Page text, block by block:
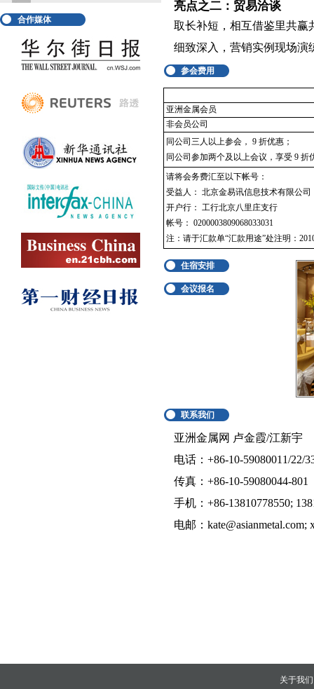
合作媒体
亮点之二：贸易洽谈
取长补短，相互借鉴里共赢
细致深入，营销实例现场演
参会费用
亚洲金属会员
非会员公司
同公司三人以上参会， 9 折优惠；
同公司参加两个及以上会议，享受 9 折
请将会务费汇至以下帐号：
受益人： 北京金易讯信息技术有限公司
开户行： 工行北京八里庄支行
帐号： 0200003809068033031
注：请于汇款单“汇款用途”处注明：
住宿安排
会议报名
联系我们
亚洲金属网 卢金霞/江新宇
电话：+86-10-59080011/22/
传真：+86-10-59080044-801
手机：+86-13810778550;
电邮：kate@asianmetal.com;
关于我们